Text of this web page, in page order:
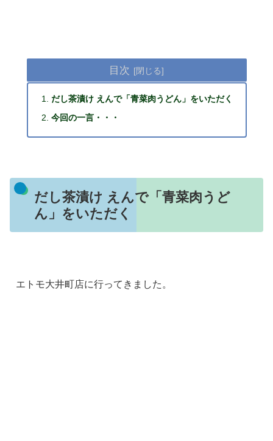
目次
だし茶漬け えんで「青菜肉うどん」をいただく
今回の一言・・・
だし茶漬け えんで「青菜肉うど
ん」をいただく
エトモ大井町店に行ってきました。